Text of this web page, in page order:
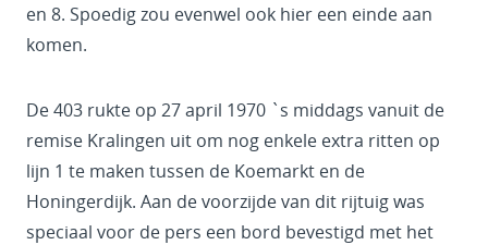
en 8. Spoedig zou evenwel ook hier een einde aan
komen.
De 403 rukte op 27 april 1970 `s middags vanuit de
remise Kralingen uit om nog enkele extra ritten op
lijn 1 te maken tussen de Koemarkt en de
Honingerdijk. Aan de voorzijde van dit rijtuig was
speciaal voor de pers een bord bevestigd met het